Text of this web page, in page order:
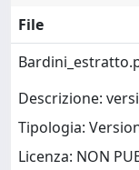
File
Descrizione:
Tipologia:
Licenza: NON